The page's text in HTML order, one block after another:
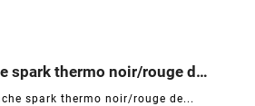
Couteau avec manche spark thermo noir/rouge de 12cm
spark thermo noir/rouge de...
  